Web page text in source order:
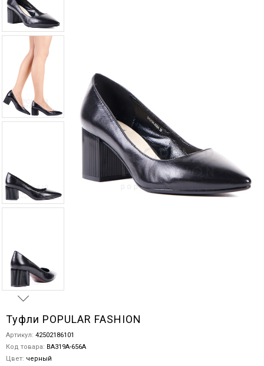
Туфли POPULAR FASHION
Артикул: 42502186101
Код товара: BA319A-656A
Цвет: черный